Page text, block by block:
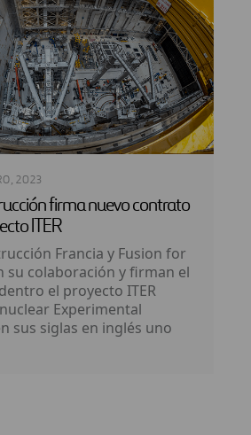
2023
firma nuevo contrato
ITER
Francia y Fusion for
su colaboración y firman el
el proyecto ITER
Experimental
sus siglas en inglés uno